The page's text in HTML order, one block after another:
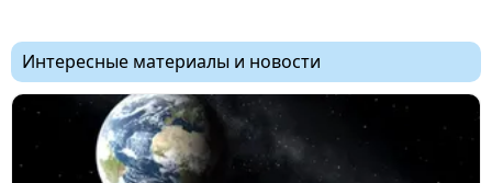
Интересные материалы и новости